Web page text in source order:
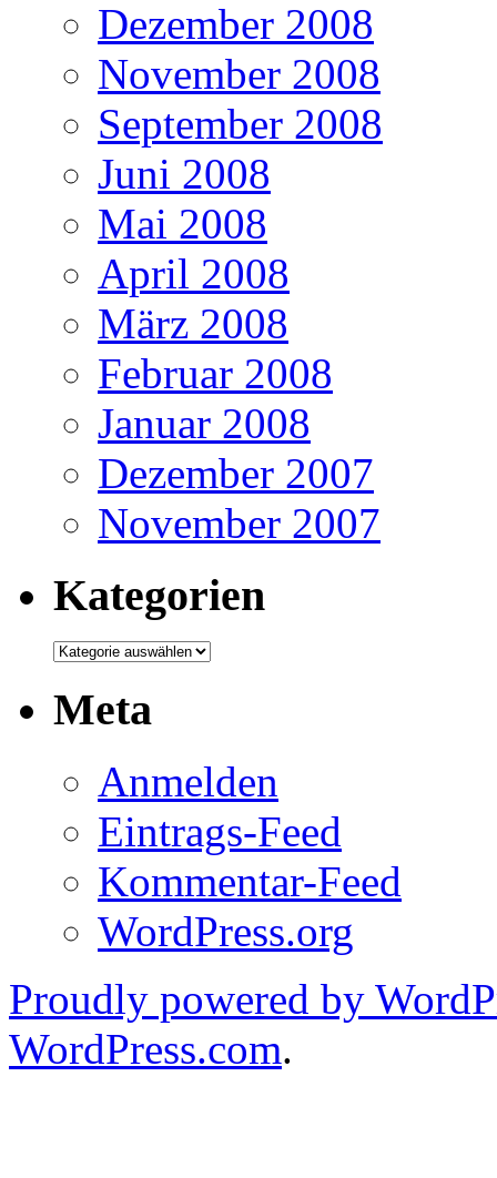
Dezember 2008
November 2008
September 2008
Juni 2008
Mai 2008
April 2008
März 2008
Februar 2008
Januar 2008
Dezember 2007
November 2007
Kategorien
Kategorien
Meta
Anmelden
Eintrags-Feed
Kommentar-Feed
WordPress.org
Proudly powered by
WordPress.com.